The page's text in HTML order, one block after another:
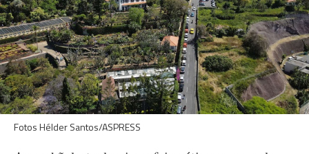
Fotos Hélder Santos/ASPRESS